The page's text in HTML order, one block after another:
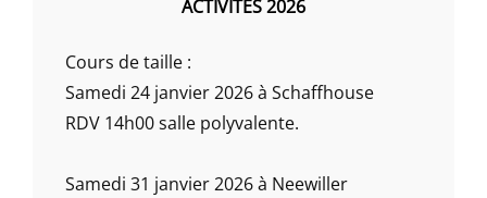
ACTIVITÉS 2026
Cours de taille :
Samedi 24 janvier 2026 à Schaffhouse
RDV 14h00 salle polyvalente.
Samedi 31 janvier 2026 à Neewiller